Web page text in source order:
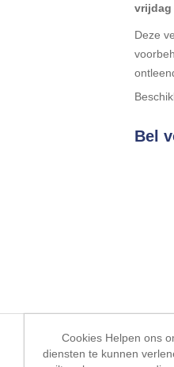
vrijdag
Deze
Bel
Cookies Helpen ons
diensten te kunnen